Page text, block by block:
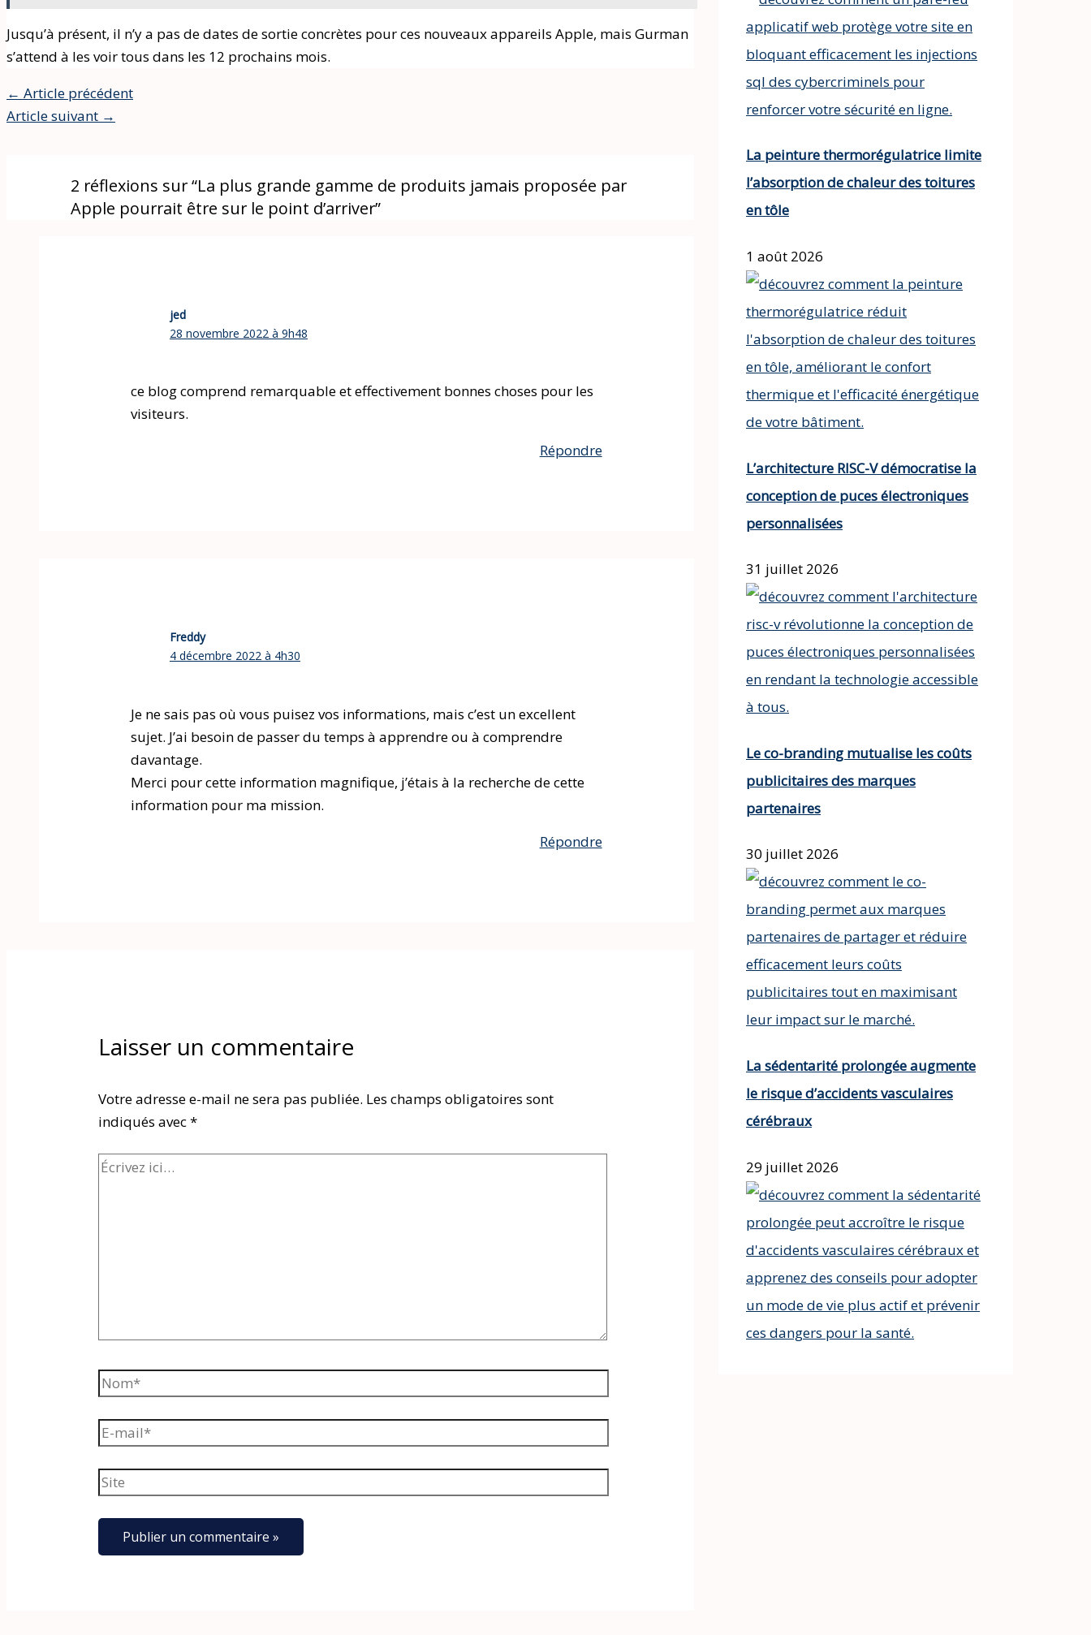
Jusqu’à présent, il n’y a pas de dates de sortie concrètes pour ces nouveaux appareils Apple, mais Gurman
s’attend à les voir tous dans les 12 prochains mois.
← Article précédent
Article suivant →
2 réflexions sur “La plus grande gamme de produits jamais proposée par
Apple pourrait être sur le point d’arriver”
jed
28 novembre 2022 à 9h48
ce blog comprend remarquable et effectivement bonnes choses pour les
visiteurs.
Répondre
Freddy
4 décembre 2022 à 4h30
Je ne sais pas où vous puisez vos informations, mais c’est un excellent
sujet. J’ai besoin de passer du temps à apprendre ou à comprendre
davantage.
Merci pour cette information magnifique, j’étais à la recherche de cette
information pour ma mission.
Répondre
Laisser un commentaire
Votre adresse e-mail ne sera pas publiée. Les champs obligatoires sont
indiqués avec*
Écrivez
Nom*
E-
mail*
Site
La peinture thermorégulatrice limite
l’absorption de chaleur des toitures
en tôle
1 août 2026
L’architecture RISC-V démocratise la
conception de puces électroniques
personnalisées
31 juillet 2026
Le co-branding mutualise les coûts
publicitaires des marques
partenaires
30 juillet 2026
La sédentarité prolongée augmente
le risque d’accidents vasculaires
cérébraux
29 juillet 2026